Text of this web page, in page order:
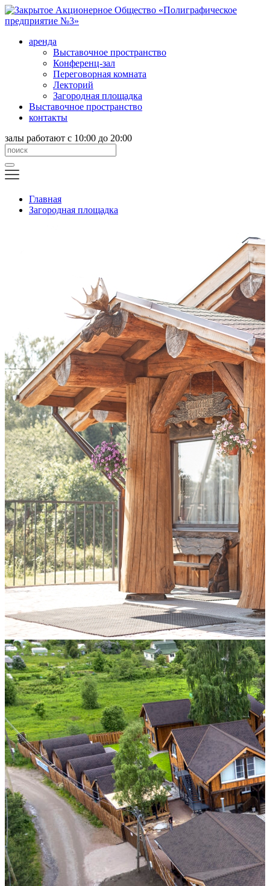
аренда
Выставочное пространство
Конференц-зал
Переговорная комната
Лекторий
Загородная площадка
Выставочное пространство
контакты
залы работают с 10:00 до 20:00
Главная
Загородная площадка